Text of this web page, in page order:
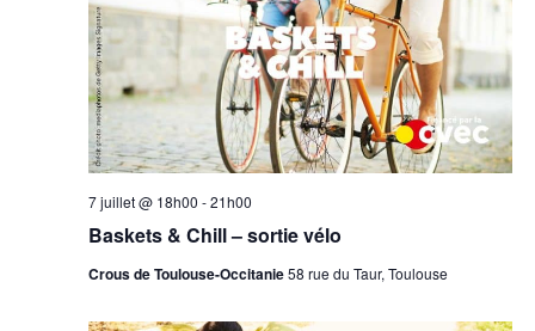
Baskets & Chill – sortie vélo
7 juillet @ 18h00 -21h00
Crous de Toulouse-Occitanie58 rue du Taur, Toulouse